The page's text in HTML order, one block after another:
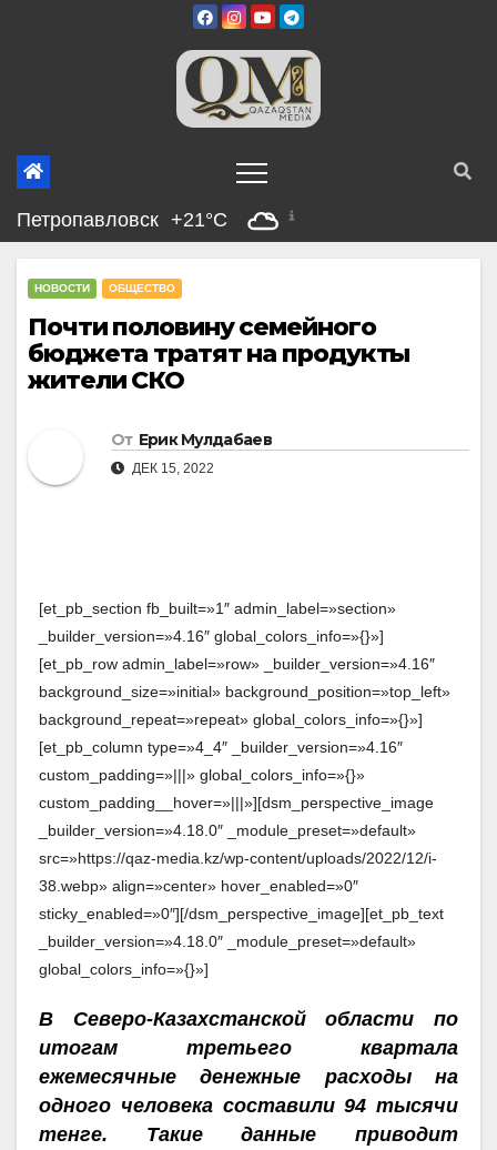
Петропавловск +21°C
НОВОСТИ ОБЩЕСТВО
Почти половину семейного
бюджета тратят на продукты
жители СКО
От Ерик Мулдабаев
ДЕК 15, 2022
[et_pb_section fb_built=»1″ admin_label=»section»
_builder_version=»4.16″ global_colors_info=»{}»]
[et_pb_row admin_label=»row» _builder_version=»4.16″
background_size=»initial» background_position=»top_left»
background_repeat=»repeat» global_colors_info=»{}»]
[et_pb_column type=»4_4″ _builder_version=»4.16″
custom_padding=»|||» global_colors_info=»{}»
custom_padding__hover=»|||»][dsm_perspective_image
_builder_version=»4.18.0″ _module_preset=»default»
src=»https://qaz-media.kz/wp-content/uploads/2022/12/i-
38.webp» align=»center» hover_enabled=»0″
sticky_enabled=»0″][/dsm_perspective_image][et_pb_text
_builder_version=»4.18.0″ _module_preset=»default»
global_colors_info=»{}»]
В Северо-Казахстанской области по
итогам третьего квартала
ежемесячные денежные расходы на
одного человека составили 94 тысячи
тенге. Такие данные приводит